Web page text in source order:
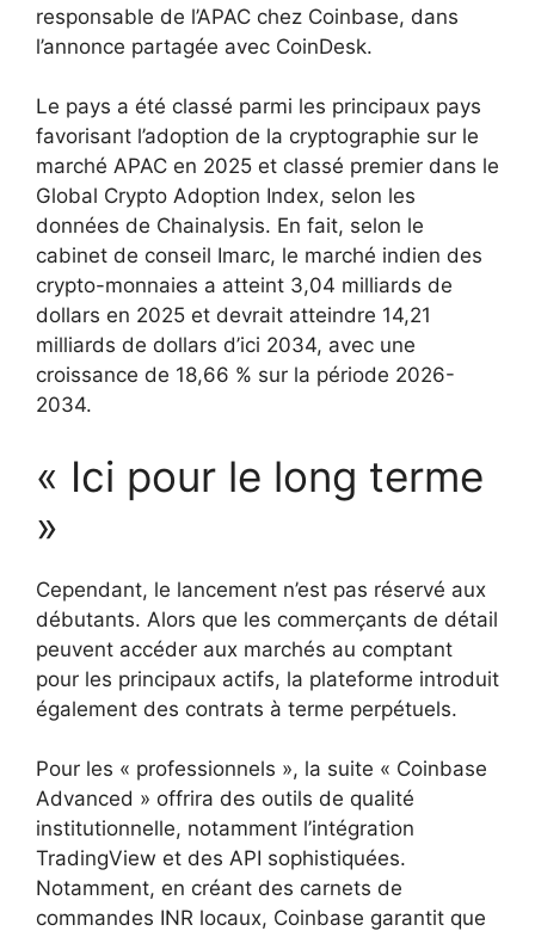
responsable de l’APAC chez Coinbase, dans
l’annonce partagée avec CoinDesk.
Le pays a été classé parmi les principaux pays
favorisant l’adoption de la cryptographie sur le
marché APAC en 2025 et classé premier dans le
Global Crypto Adoption Index, selon les
données de Chainalysis. En fait, selon le
cabinet de conseil Imarc, le marché indien des
crypto-monnaies a atteint 3,04 milliards de
dollars en 2025 et devrait atteindre 14,21
milliards de dollars d’ici 2034, avec une
croissance de 18,66 % sur la période 2026-
2034.
« Ici pour le long terme
»
Cependant, le lancement n’est pas réservé aux
débutants. Alors que les commerçants de détail
peuvent accéder aux marchés au comptant
pour les principaux actifs, la plateforme introduit
également des contrats à terme perpétuels.
Pour les « professionnels », la suite « Coinbase
Advanced » offrira des outils de qualité
institutionnelle, notamment l’intégration
TradingView et des API sophistiquées.
Notamment, en créant des carnets de
commandes INR locaux, Coinbase garantit que